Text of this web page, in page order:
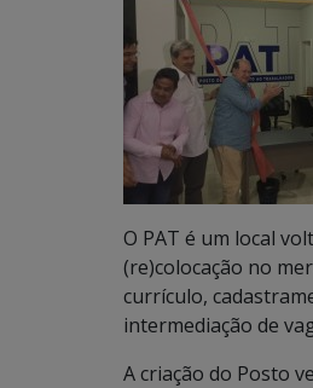
O PAT é um local
(re)colocação no
currículo,
intermediação de
A criação do Posto